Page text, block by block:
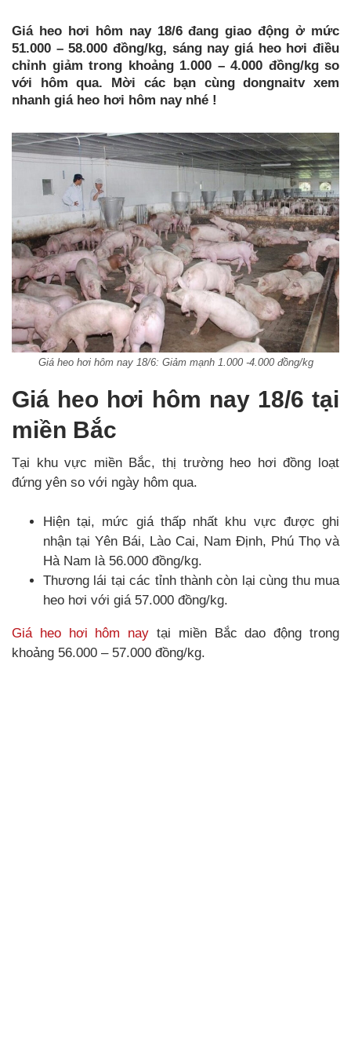
Giá heo hơi hôm nay 18/6 đang giao động ở mức
51.000 – 58.000 đồng/kg, sáng nay giá heo hơi điều
chỉnh giảm trong khoảng 1.000 – 4.000 đồng/kg so
với hôm qua. Mời các bạn cùng dongnaitv xem
nhanh giá heo hơi hôm nay nhé !
Giá heo hơi hôm nay 18/6: Giảm mạnh 1.000 -4.000 đồng/kg
Giá heo hơi hôm nay 18/6 tại
miền Bắc
Tại khu vực miền Bắc, thị trường heo hơi đồng loạt
đứng yên so với ngày hôm qua.
Hiện tại, mức giá thấp nhất khu vực được ghi
nhận tại Yên Bái, Lào Cai, Nam Định, Phú Thọ và
Hà Nam là 56.000 đồng/kg.
Thương lái tại các tỉnh thành còn lại cùng thu mua
heo hơi với giá 57.000 đồng/kg.
Giá heo hơi hôm nay tại miền Bắc dao động trong
khoảng 56.000 – 57.000 đồng/kg.